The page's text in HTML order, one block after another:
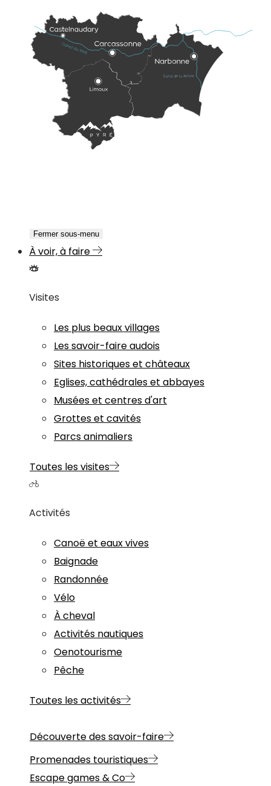
Fermer sous-menu
À voir, à faire
Visites
Les plus beaux villages
Les savoir-faire audois
Sites historiques et châteaux
Eglises, cathédrales et abbayes
Musées et centres d'art
Grottes et cavités
Parcs animaliers
Toutes les visites
Activités
Canoë et eaux vives
Baignade
Randonnée
Vélo
À cheval
Activités nautiques
Oenotourisme
Pêche
Toutes les activités
Découverte des savoir-faire
Promenades touristiques
Escape games & Co